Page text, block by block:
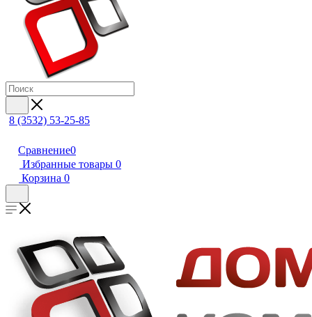
8 (3532) 53-25-85
Сравнение0
Избранные товары 0
Корзина 0